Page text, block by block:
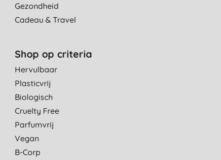
Gezondheid
Cadeau & Travel
Shop op criteria
Hervulbaar
Plasticvrij
Biologisch
Cruelty Free
Parfumvrij
Vegan
B-Corp